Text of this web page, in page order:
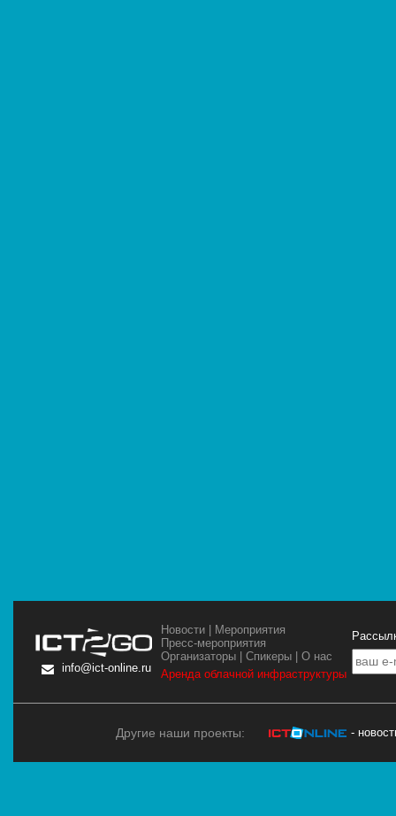
info@ict-online.ru
Новости | Мероприятия
Пресс-мероприятия
Организаторы |Спикеры |О нас
Аренда облачной инфраструктуры
Другие наши проекты: -